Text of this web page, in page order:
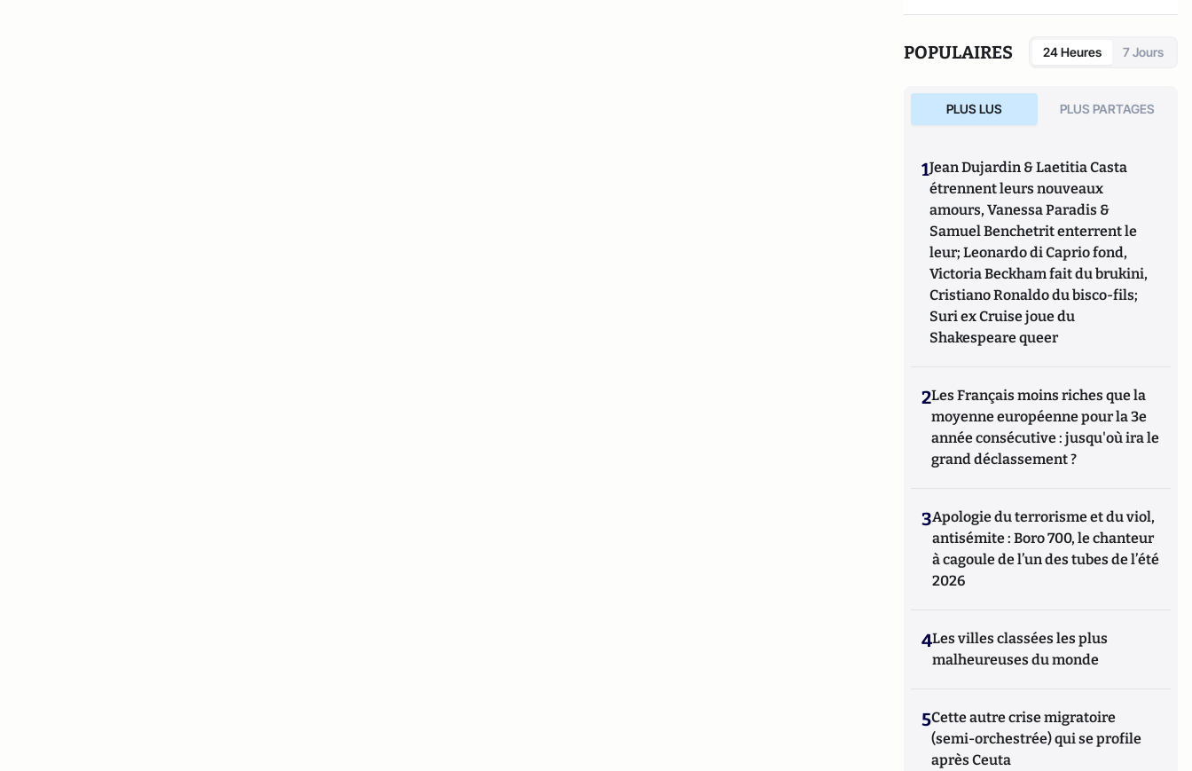
POPULAIRES 24 Heures 7 Jours
PLUS LUS PLUS PARTAGES
1Jean Dujardin & Laetitia Casta
étrennent leurs nouveaux
amours, Vanessa Paradis &
Samuel Benchetrit enterrent le
leur; Leonardo di Caprio fond,
Victoria Beckham fait du brukini,
Cristiano Ronaldo du bisco-fils;
Suri ex Cruise joue du
Shakespeare queer
2Les Français moins riches que la
moyenne européenne pour la 3e
année consécutive : jusqu'où ira le
grand déclassement ?
3Apologie du terrorisme et du viol,
antisémite : Boro 700, le chanteur
à cagoule de l’un des tubes de l’été
2026
4Les villes classées les plus
malheureuses du monde
5Cette autre crise migratoire
(semi-orchestrée) qui se profile
après Ceuta